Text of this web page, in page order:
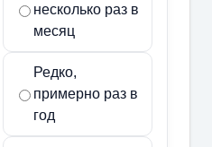
несколько раз в
месяц
Редко,
примерно раз в
год